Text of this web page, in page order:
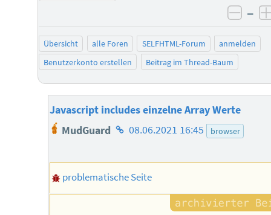
–
Übersicht alle Foren SELFHTML-Forum
anmelden
Benutzerkonto erstellen
Beitrag im Thread-Baum
Javascript includes einzelne Array Werte
MudGuard Homepage
Autors
08.06.2021 16:45 browser
problematische Seite